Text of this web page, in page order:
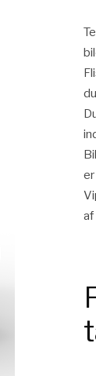
af